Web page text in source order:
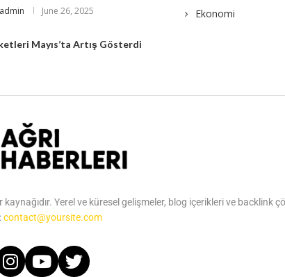
admin June 26, 2025
Mayıs’ta Artış Gösterdi
Ekonomi
Yerel ve küresel gelişmeler, blog içerikleri ve backlink
contact@yoursite.com